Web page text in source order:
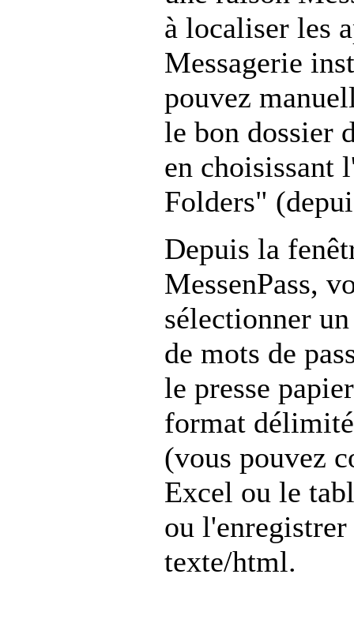
à localiser les
Messagerie
pouvez
le bon dossier
en choisissant
Folders"
Depuis la
MessenPass,
sélectionner
de mots de
le presse
format
(vous pouvez
Excel ou le
ou
texte/html.